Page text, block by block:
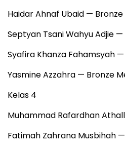
Haidar Ahnaf Ubaid —
Septyan Tsani Wahyu Adjie
Syafira Khanza Fahamsyah
Yasmine Azzahra — Bronze
Kelas 4
Muhammad Rafardhan
Fatimah Zahrana Musbihah